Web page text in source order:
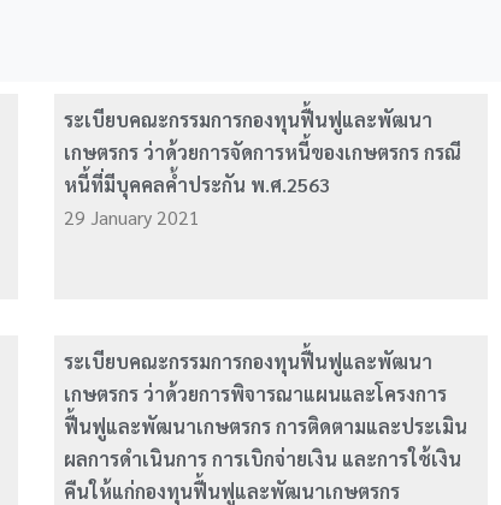
ระเบียบคณะกรรมการกองทุนฟื้นฟูและพัฒนา
เกษตรกร ว่าด้วยการจัดการหนี้ของเกษตรกร กรณี
หนี้ที่มีบุคคลค้ำประกัน พ.ศ.2563
29 January 2021
ระเบียบคณะกรรมการกองทุนฟื้นฟูและพัฒนา
เกษตรกร ว่าด้วยการพิจารณาแผนและโครงการ
ฟื้นฟูและพัฒนาเกษตรกร การติดตามและประเมิน
ผลการดำเนินการ การเบิกจ่ายเงิน และการใช้เงิน
คืนให้แก่กองทุนฟื้นฟูและพัฒนาเกษตรกร